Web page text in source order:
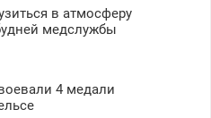
в атмосферу
медслужбы
4 медали